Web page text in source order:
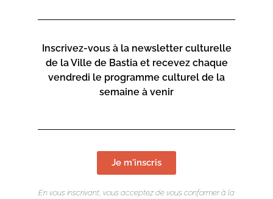
LIEU DE L'ÉVÉNEMENT
Inscrivez-vous à la newsletter culturelle
de la Ville de Bastia et recevez chaque
vendredi le programme culturel de la
semaine à venir
Je m'inscris
En vous inscrivant, vous acceptez de vous conformer à la